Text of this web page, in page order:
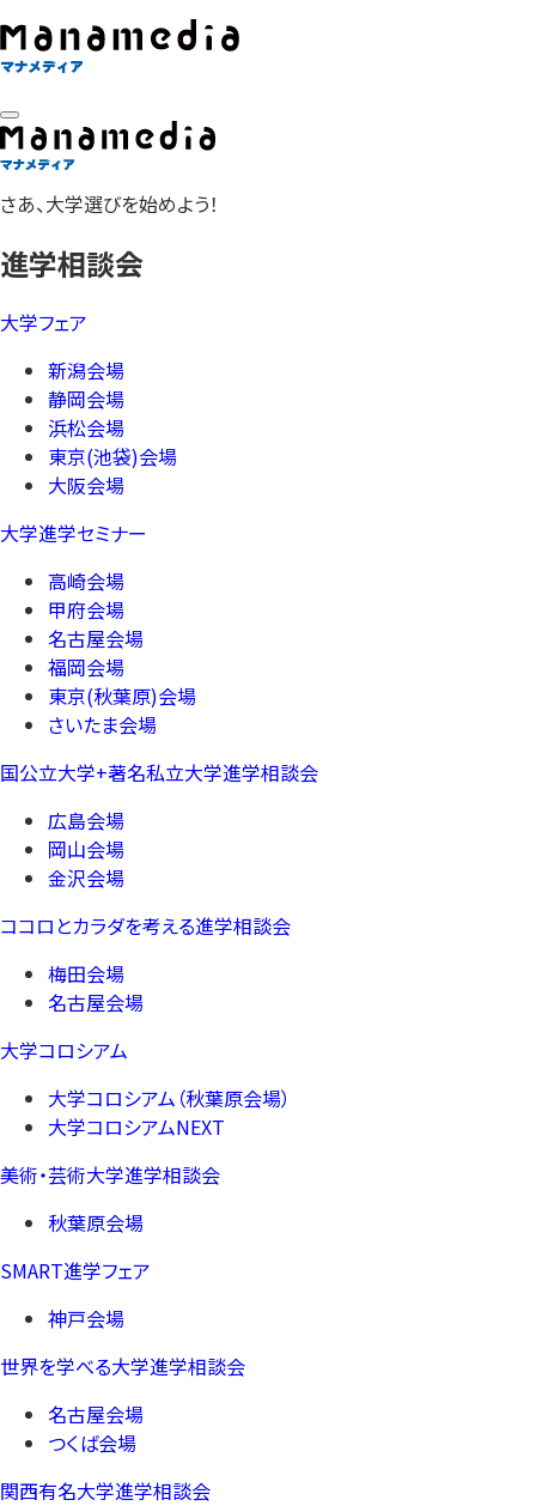
さあ、大学選びを始めよう！
進学相談会
大学フェア
新潟会場
静岡会場
浜松会場
東京(池袋)会場
大阪会場
大学進学セミナー
高崎会場
甲府会場
名古屋会場
福岡会場
東京(秋葉原)会場
さいたま会場
国公立大学+著名私立大学進学相談会
広島会場
岡山会場
金沢会場
ココロとカラダを考える進学相談会
梅田会場
名古屋会場
大学コロシアム
大学コロシアム（秋葉原会場）
大学コロシアムNEXT
美術・芸術大学進学相談会
秋葉原会場
SMART進学フェア
神戸会場
世界を学べる大学進学相談会
名古屋会場
つくば会場
関西有名大学進学相談会